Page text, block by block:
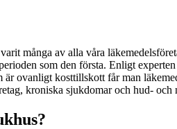
många av alla våra
som den första. Enligt
ovanligt kosttillskott får man
kroniska sjukdomar och hud-